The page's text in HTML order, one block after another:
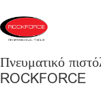
Πνευματικό
ROCKFORCE